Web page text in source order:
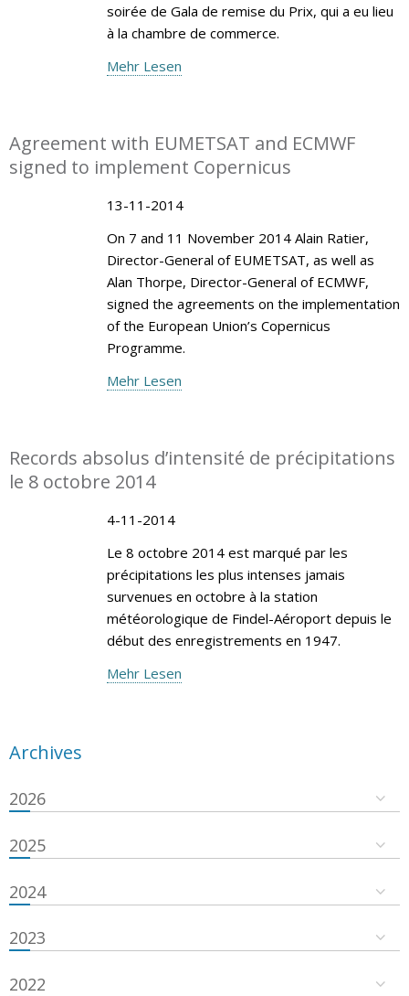
soirée de Gala de remise du Prix, qui a eu lieu
à la chambre de commerce.
Mehr Lesen
Agreement with EUMETSAT and ECMWF
signed to implement Copernicus
13-11-2014
On 7 and 11 November 2014 Alain Ratier,
Director-General of EUMETSAT, as well as
Alan Thorpe, Director-General of ECMWF,
signed the agreements on the implementation
of the European Union’s Copernicus
Programme.
Mehr Lesen
Records absolus d’intensité de précipitations
le 8 octobre 2014
4-11-2014
Le 8 octobre 2014 est marqué par les
précipitations les plus intenses jamais
survenues en octobre à la station
météorologique de Findel-Aéroport depuis le
début des enregistrements en 1947.
Mehr Lesen
Archives
2026
2025
2024
2023
2022